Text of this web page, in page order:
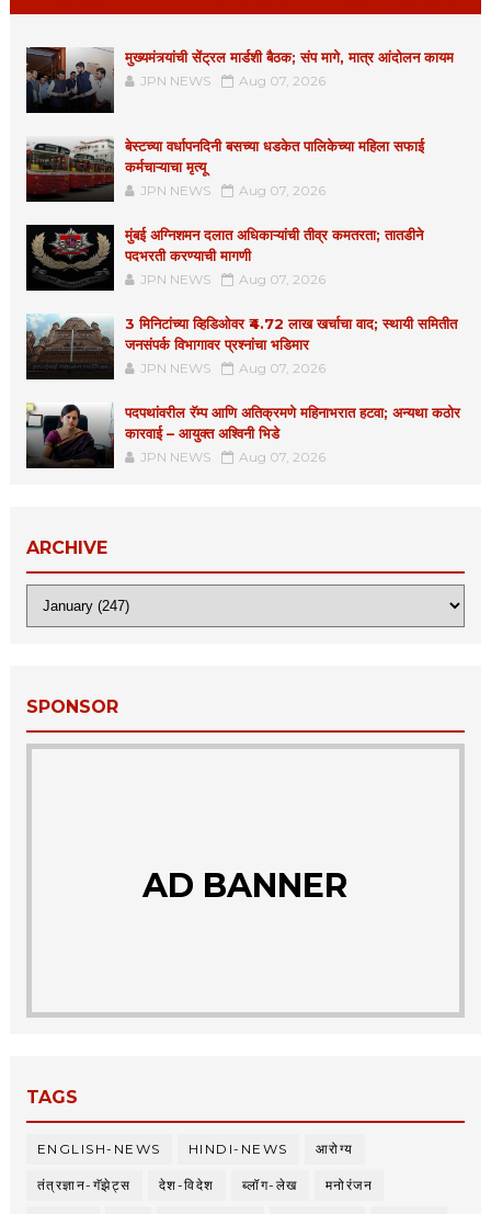
मुख्यमंत्र्यांची सेंट्रल मार्डशी बैठक; संप मागे, मात्र आंदोलन कायम
JPN NEWS Aug 07, 2026
बेस्टच्या वर्धापनदिनी बसच्या धडकेत पालिकेच्या महिला सफाई
कर्मचाऱ्याचा मृत्यू
JPN NEWS Aug 07, 2026
मुंबई अग्निशमन दलात अधिकाऱ्यांची तीव्र कमतरता; तातडीने
पदभरती करण्याची मागणी
JPN NEWS Aug 07, 2026
3 मिनिटांच्या व्हिडिओवर ₹4.72 लाख खर्चाचा वाद; स्थायी समितीत
जनसंपर्क विभागावर प्रश्नांचा भडिमार
JPN NEWS Aug 07, 2026
पदपथांवरील रॅम्प आणि अतिक्रमणे महिनाभरात हटवा; अन्यथा कठोर
कारवाई – आयुक्त अश्विनी भिडे
JPN NEWS Aug 07, 2026
ARCHIVE
SPONSOR
AD BANNER
TAGS
ENGLISH-NEWS HINDI-NEWS आरोग्य
तंत्रज्ञान-गॅझेट्स देश-विदेश ब्लॉग-लेख मनोरंजन